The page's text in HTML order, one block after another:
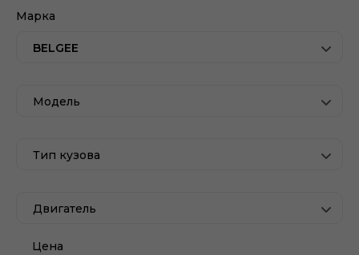
Марка
BELGEE
Модель
Тип кузова
Двигатель
Цена